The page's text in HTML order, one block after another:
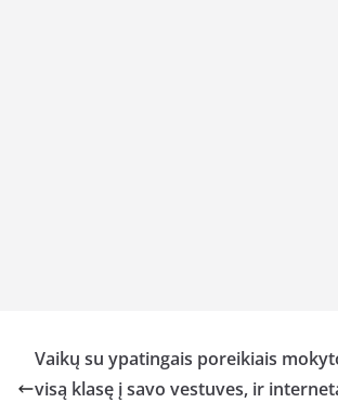
Vaikų su ypatingais poreikiais
visą klasę į savo vestuves, ir